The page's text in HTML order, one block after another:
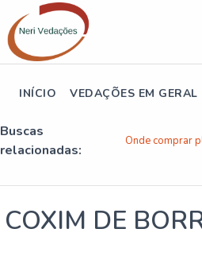
INÍCIO VEDAÇÕES EM GERAL
Buscas
relacionadas:
Onde comprar
COXIM DE